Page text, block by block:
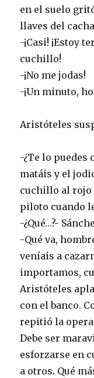
en el suelo
llaves del
-¡Casi! ¡Estoy
cuchillo!
-¡No me jodas!
-¡Un minuto,
Aristóteles
-¿Te lo puedes
matáis y el
cuchillo al rojo
piloto cuando
-¿Qué…?-
-Qué va,
veníais a
importamos,
Aristóteles
con el banco.
repitió la
Debe ser
esforzarse en
a otros. Qué